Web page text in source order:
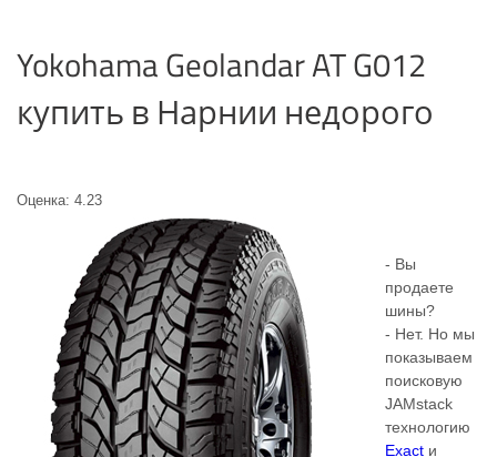
Yokohama Geolandar AT G012
купить в Нарнии недорого
Оценка: 4.23
- Вы
продаете
шины?
- Нет. Но мы
показываем
поисковую
JAMstack
технологию
Exact и